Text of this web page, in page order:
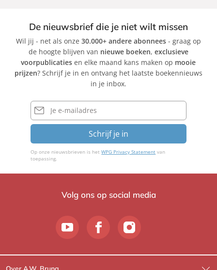
De nieuwsbrief die je niet wilt missen
Wil jij - net als onze 30.000+ andere abonnees- graag op
de hoogte blijven van nieuwe boeken, exclusieve
voorpublicaties en elke maand kans maken op mooie
prijzen? Schrijf je in en ontvang het laatste boekennieuws
in je inbox.
E-
mailadres
Schrijf je in
Op onze nieuwsbrieven is hetWPG Privacy Statement van
toepassing.
Volg ons op social media